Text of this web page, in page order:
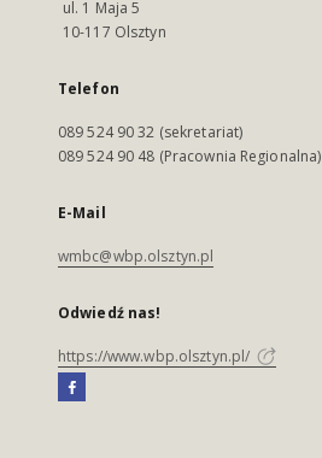
ul. 1 Maja 5
10-117 Olsztyn
Telefon
089 524 90 32 (sekretariat)
089 524 90 48 (Pracownia Regionalna)
E-Mail
wmbc@wbp.olsztyn.pl
Odwiedź nas!
https://www.wbp.olsztyn.pl/